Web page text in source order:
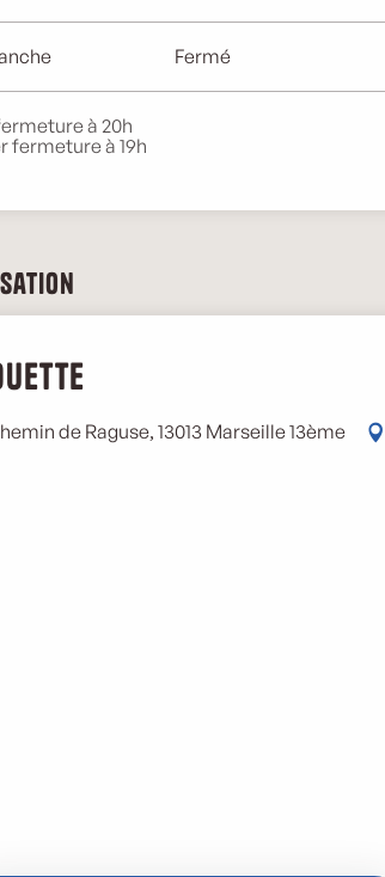
Fermé
à 20h
fermeture à 19h
de Raguse, 13013 Marseille 13ème